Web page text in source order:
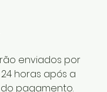
enviados por
horas após a
pagamento.